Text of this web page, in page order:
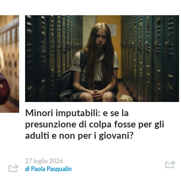
Minori imputabili: e se la
presunzione di colpa fosse per gli
adulti e non per i giovani?
27 luglio 2026
di Paola Pasqualin